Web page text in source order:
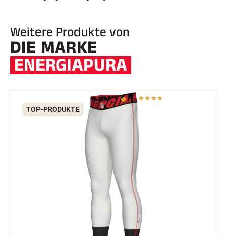
Weitere Produkte von
DIE MARKE
ENERGIAPURA
TOP-PRODUKTE